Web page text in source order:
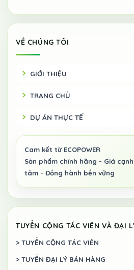
VỀ CHÚNG TÔI
GIỚI THIỆU
TRANG CHỦ
DỰ ÁN THỰC TẾ
TUYỂN CỘNG TÁC VIÊN VÀ ĐẠI
> TUYỂN CỘNG TÁC VIÊN
> TUYỂN ĐẠI LÝ BÁN HÀNG